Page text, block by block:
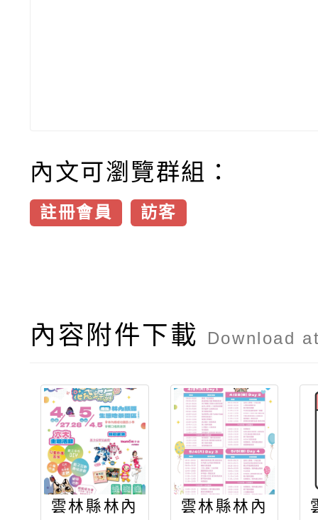
內文可瀏覽群組：
註冊會員 訪客
內容附件下載 Download
雲林縣林內
雲林縣林內